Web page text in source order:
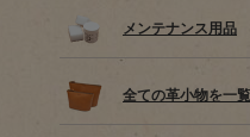
メンテナンス用品
全ての革小物を一